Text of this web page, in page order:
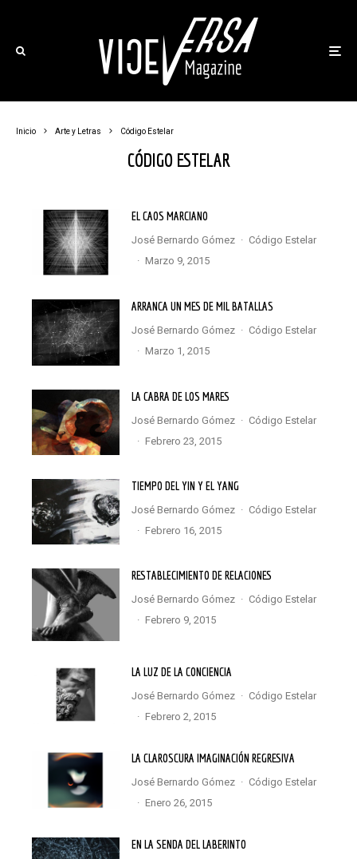
Inicio Arte y Letras Código Estelar
CÓDIGO ESTELAR
EL CAOS MARCIANO
José Bernardo Gómez ·
Código Estelar
·
marzo 9, 2015
ARRANCA UN MES DE MIL BATALLAS
José Bernardo Gómez ·
Código Estelar
·
marzo 1, 2015
LA CABRA DE LOS MARES
José Bernardo Gómez ·
Código Estelar
·
febrero 23, 2015
TIEMPO DEL YIN Y EL YANG
José Bernardo Gómez ·
Código Estelar
·
febrero 16, 2015
RESTABLECIMIENTO DE RELACIONES
José Bernardo Gómez ·
Código Estelar
·
febrero 9, 2015
LA LUZ DE LA CONCIENCIA
José Bernardo Gómez ·
Código Estelar
·
febrero 2, 2015
LA CLAROSCURA IMAGINACIÓN REGRESIVA
José Bernardo Gómez ·
Código Estelar
·
enero 26, 2015
EN LA SENDA DEL LABERINTO